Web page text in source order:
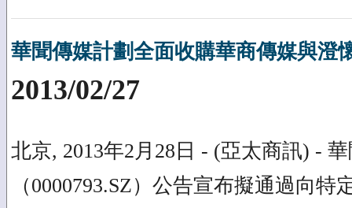
華聞傳媒計劃全面收購華商傳媒與澄
2013/02/27
北京, 2013年2月28日 - (亞太商訊) -
（0000793.SZ）公告宣布擬通過向